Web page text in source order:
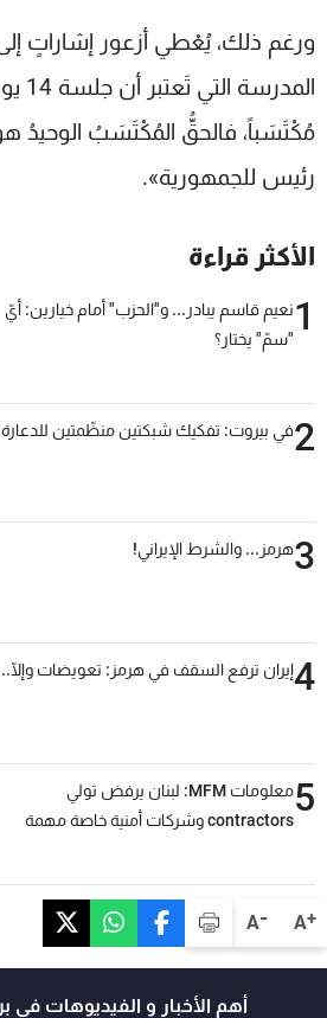
A+
A-
ورغم ذلك، يُعْطي أزعور إشاراتٍ
مُكْتَسَباً، فالحقُّ المُكْتَسَبُ الوحيدُ
رئيس للجمهورية».
الأكثر قراءة
1نعيم قاسم يبادر... و"الحزب" أمام خيارين: أيّ
"سمّ" يختار؟
2في بيروت: تفكيك شبكتين منظّمتين
3هرمز... والشرط الإيراني!
4إيران ترفع السقف في هرمز: تعويضات
5
معلومات MFM: لبنان يرفض تولي
contractors وشركات أمنية خاصة مهمة
أهم الأخبار و الفيديوهات في